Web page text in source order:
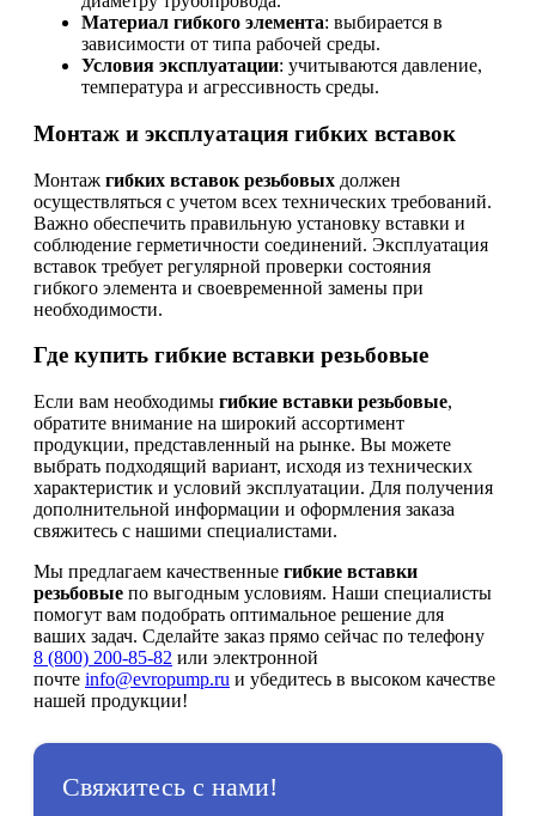
Материал гибкого элемента: выбирается в
зависимости от типа рабочей среды.
Условия эксплуатации: учитываются давление,
температура и агрессивность среды.
Монтаж и эксплуатация гибких вставок
Монтаж гибких вставок резьбовых должен
осуществляться с учетом всех технических требований.
Важно обеспечить правильную установку вставки и
соблюдение герметичности соединений. Эксплуатация
вставок требует регулярной проверки состояния
гибкого элемента и своевременной замены при
необходимости.
Где купить гибкие вставки резьбовые
Если вам необходимы гибкие вставки резьбовые,
обратите внимание на широкий ассортимент
продукции, представленный на рынке. Вы можете
выбрать подходящий вариант, исходя из технических
характеристик и условий эксплуатации. Для получения
дополнительной информации и оформления заказа
свяжитесь с нашими специалистами.
Мы предлагаем качественные гибкие вставки
резьбовые по выгодным условиям. Наши специалисты
помогут вам подобрать оптимальное решение для
ваших задач. Сделайте заказ прямо сейчас по телефону
8 (800) 200-85-82 или электронной
почте info@evropump.ru и убедитесь в высоком качестве
нашей продукции!
Свяжитесь с нами!